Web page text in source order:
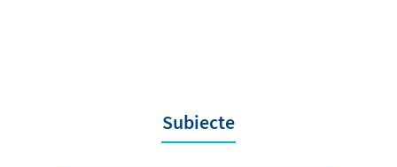
Subiecte